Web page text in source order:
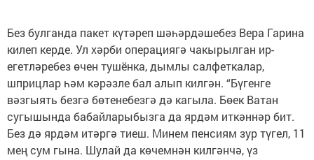
Без булганда пакет күтәреп шәһәрдәшебез Вера Гарина
килеп керде. Ул хәрби операциягә чакырылган ир-
егетләребез өчен тушёнка, дымлы салфеткалар,
шприцлар һәм кәрәзле бал алып килгән. “Бүгенге
вәзгыять безгә бөтенебезгә дә кагыла. Бөек Ватан
сугышында бабайларыбызга да ярдәм иткәннәр бит.
Без дә ярдәм итәргә тиеш. Минем пенсиям зур түгел, 11
мең сум гына. Шулай да көчемнән килгәнчә, үз